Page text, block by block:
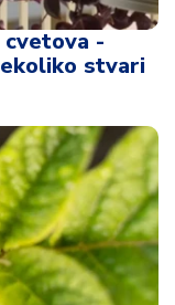
-
stvari